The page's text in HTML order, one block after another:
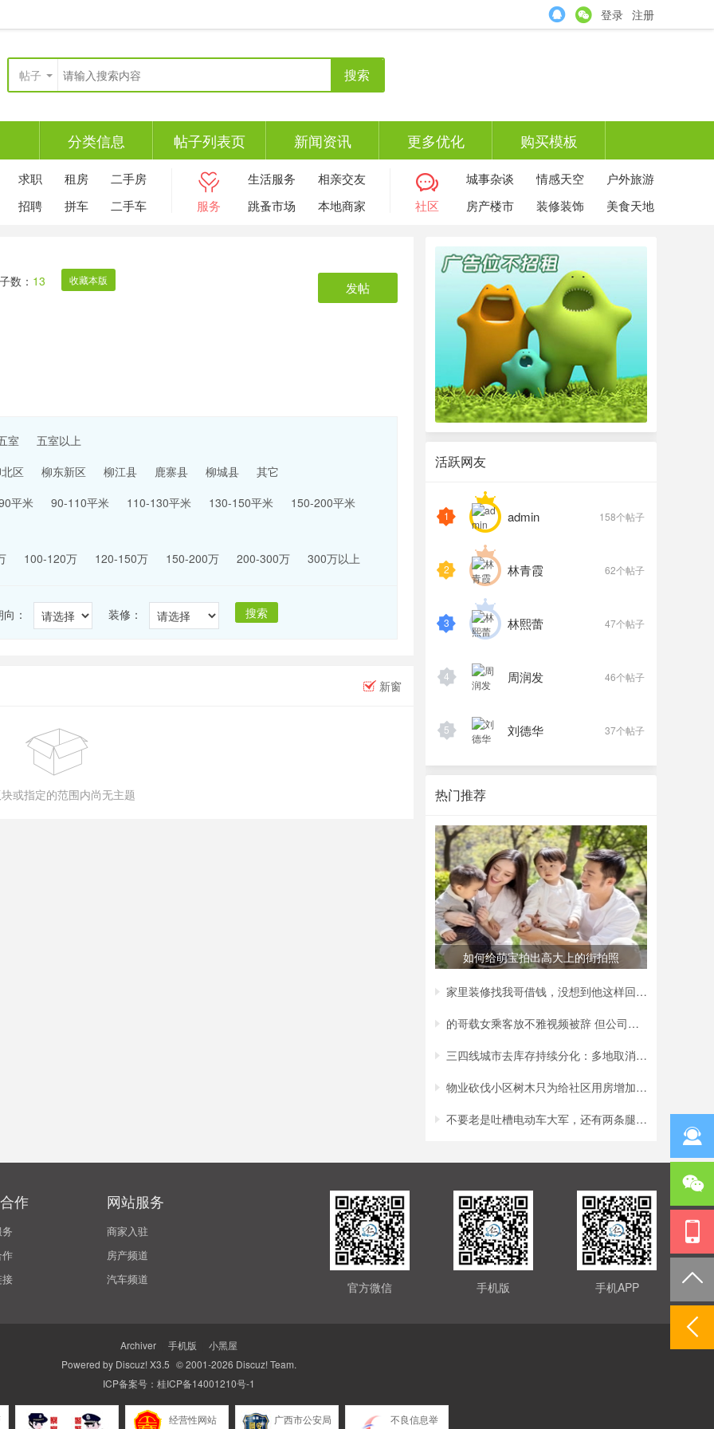
登录 注册
帖子 搜索
分类信息 帖子列表页 新闻资讯 更多优化 购买模板
求职 租房
二手房
招聘
拼车 二手车 服务
生活服务
相亲交友
跳蚤市场
本地商家 社区
城事杂谈 情感天空
户外旅游
房产楼市
装修装饰 美食天地
数： 13 收藏本版 发帖
室
五室以上
区
柳东新区 柳江县 鹿寨县 柳城县
其它
平米
90-110平米 110-130平米 130-150平米 150-200平米
100-120万 120-150万 150-200万 200-300万 300万以上
： 装修： 搜索
新窗
或指定的范围内尚无主题
活跃网友
1 admin 158个帖子
2 林青霞 62个帖子
3 林熙蕾 47个帖子
4 周润发 46个帖子
5 刘德华 37个帖子
热门推荐
如何给萌宝拍出高大上的街拍照
家里装修找我哥借钱，没想到他这样回复我，
的哥载女乘客放不雅视频被辞 但公司称非黄
三四线城市去库存持续分化：多地取消购房补
物业砍伐小区树木只为给社区用房增加采光？
不要老是吐槽电动车大军，还有两条腿的行人
作 网站服务
商家入驻
房产频道
汽车频道
手机APP
手机版
官方微信
Archiver 手机版
小黑屋
Powered by Discuz! X3.5 © 2001-2026 Discuz! Team.
ICP备案号： 桂ICP备14001210号-1
经营性网站 广西市公安局 不良信息举